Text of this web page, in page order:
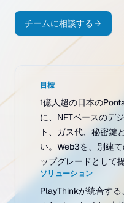
チームに相談する
目標
1億人超の日本の
に、NFTベースのデ
ト、ガス代、秘密鍵
い。Web3を、別建
ップグレードとして
ソリューション
PlayThinkが統合す